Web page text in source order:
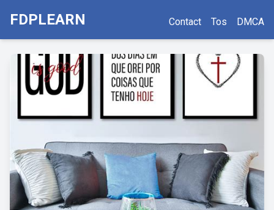
FDPLEARN Contact Tos DMCA